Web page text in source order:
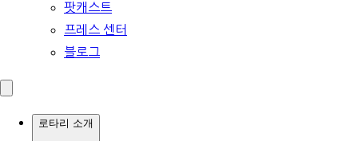
팟캐스트
프레스 센터
블로그
로타리 소개